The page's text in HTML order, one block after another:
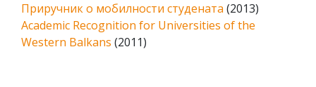
Приручник о мобилности студената (2013)
Academic Recognition for Universities of the
Western Balkans (2011)